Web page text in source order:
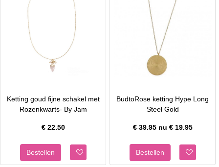
Ketting goud fijne schakel met
Rozenkwarts- By Jam
€ 22.50
BudtoRose ketting Hype Long
Steel Gold
€ 39.95nu € 19.95